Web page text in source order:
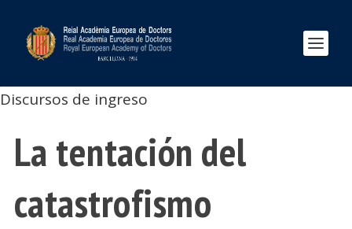
Discursos de ingreso
La tentación del
catastrofismo